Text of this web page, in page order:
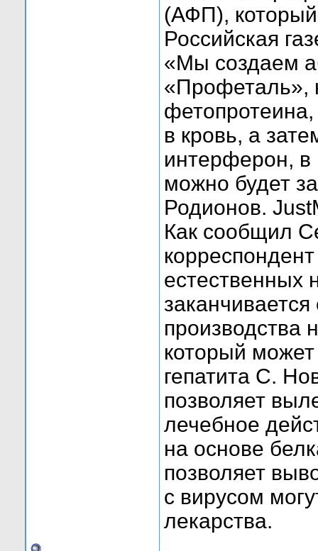
(АФП),
Российская
«Мы создаем
«Профеталь»,
фетопротеина,
в кровь, а
интерферон, в
можно будет
Родионов.
Как сообщил
естественных
производства
который
гепатита С.
позволяет
лечебное
на основе
позволяет
с вирусом
лекарства.